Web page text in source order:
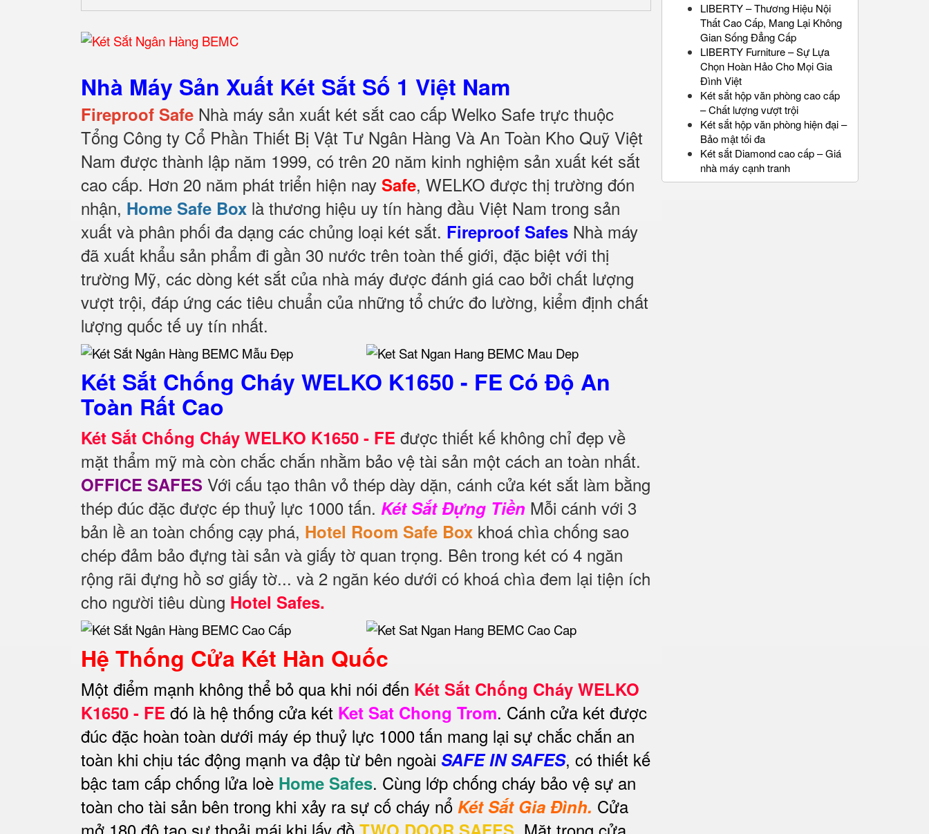
Nhà Máy Sản Xuất Két Sắt Số 1 Việt Nam
Fireproof Safe Nhà máy sản xuất két sắt cao cấp Welko Safe trực thuộc
Tổng Công ty Cổ Phần Thiết Bị Vật Tư Ngân Hàng Và An Toàn Kho Quỹ Việt
Nam được thành lập năm 1999, có trên 20 năm kinh nghiệm sản xuất két sắt
cao cấp. Hơn 20 năm phát triển hiện nay Safe, WELKO được thị trường đón
nhận, Home Safe Box là thương hiệu uy tín hàng đầu Việt Nam trong sản
xuất và phân phối đa dạng các chủng loại két sắt. Fireproof Safes Nhà máy
đã xuất khẩu sản phẩm đi gần 30 nước trên toàn thế giới, đặc biệt với thị
trường Mỹ, các dòng két sắt của nhà máy được đánh giá cao bởi chất lượng
vượt trội, đáp ứng các tiêu chuẩn của những tổ chức đo lường, kiểm định chất
lượng quốc tế uy tín nhất.
Két Sắt Chống Cháy WELKO K1650 - FE Có Độ An
Toàn Rất Cao
Két Sắt Chống Cháy WELKO K1650 - FE được thiết kế không chỉ đẹp về
mặt thẩm mỹ mà còn chắc chắn nhằm bảo vệ tài sản một cách an toàn nhất.
OFFICE SAFES Với cấu tạo thân vỏ thép dày dặn, cánh cửa két sắt làm bằng
thép đúc đặc được ép thuỷ lực 1000 tấn. Két Sắt Đựng Tiền Mỗi cánh với 3
bản lề an toàn chống cạy phá, Hotel Room Safe Box khoá chìa chống sao
chép đảm bảo đựng tài sản và giấy tờ quan trọng. Bên trong két có 4 ngăn
rộng rãi đựng hồ sơ giấy tờ... và 2 ngăn kéo dưới có khoá chìa đem lại tiện ích
cho người tiêu dùng Hotel Safes.
Hệ Thống Cửa Két Hàn Quốc
Một điểm mạnh không thể bỏ qua khi nói đến Két Sắt Chống Cháy WELKO
K1650 - FE đó là hệ thống cửa két Ket Sat Chong Trom. Cánh cửa két được
đúc đặc hoàn toàn dưới máy ép thuỷ lực 1000 tấn mang lại sự chắc chắn an
toàn khi chịu tác động mạnh va đập từ bên ngoài SAFE IN SAFES, có thiết kế
bậc tam cấp chống lửa loè Home Safes. Cùng lớp chống cháy bảo vệ sự an
toàn cho tài sản bên trong khi xảy ra sự cố cháy nổ Két Sắt Gia Đình. Cửa
LIBERTY – Thương Hiệu Nội
Thất Cao Cấp, Mang Lại Không
Gian Sống Đẳng Cấp
LIBERTY Furniture – Sự Lựa
Chọn Hoàn Hảo Cho Mọi Gia
Đình Việt
Két sắt hộp văn phòng cao cấp
– Chất lượng vượt trội
Két sắt hộp văn phòng hiện đại –
Bảo mật tối đa
Két sắt Diamond cao cấp – Giá
nhà máy cạnh tranh